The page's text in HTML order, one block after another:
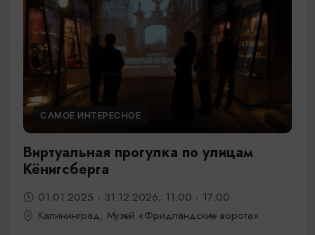
САМОЕ ИНТЕРЕСНОЕ
Виртуальная прогулка по улицам
Кёнигсберга
01.01.2025 - 31.12.2026, 11:00 - 17:00
Калининград, Музей «Фридландские ворота»